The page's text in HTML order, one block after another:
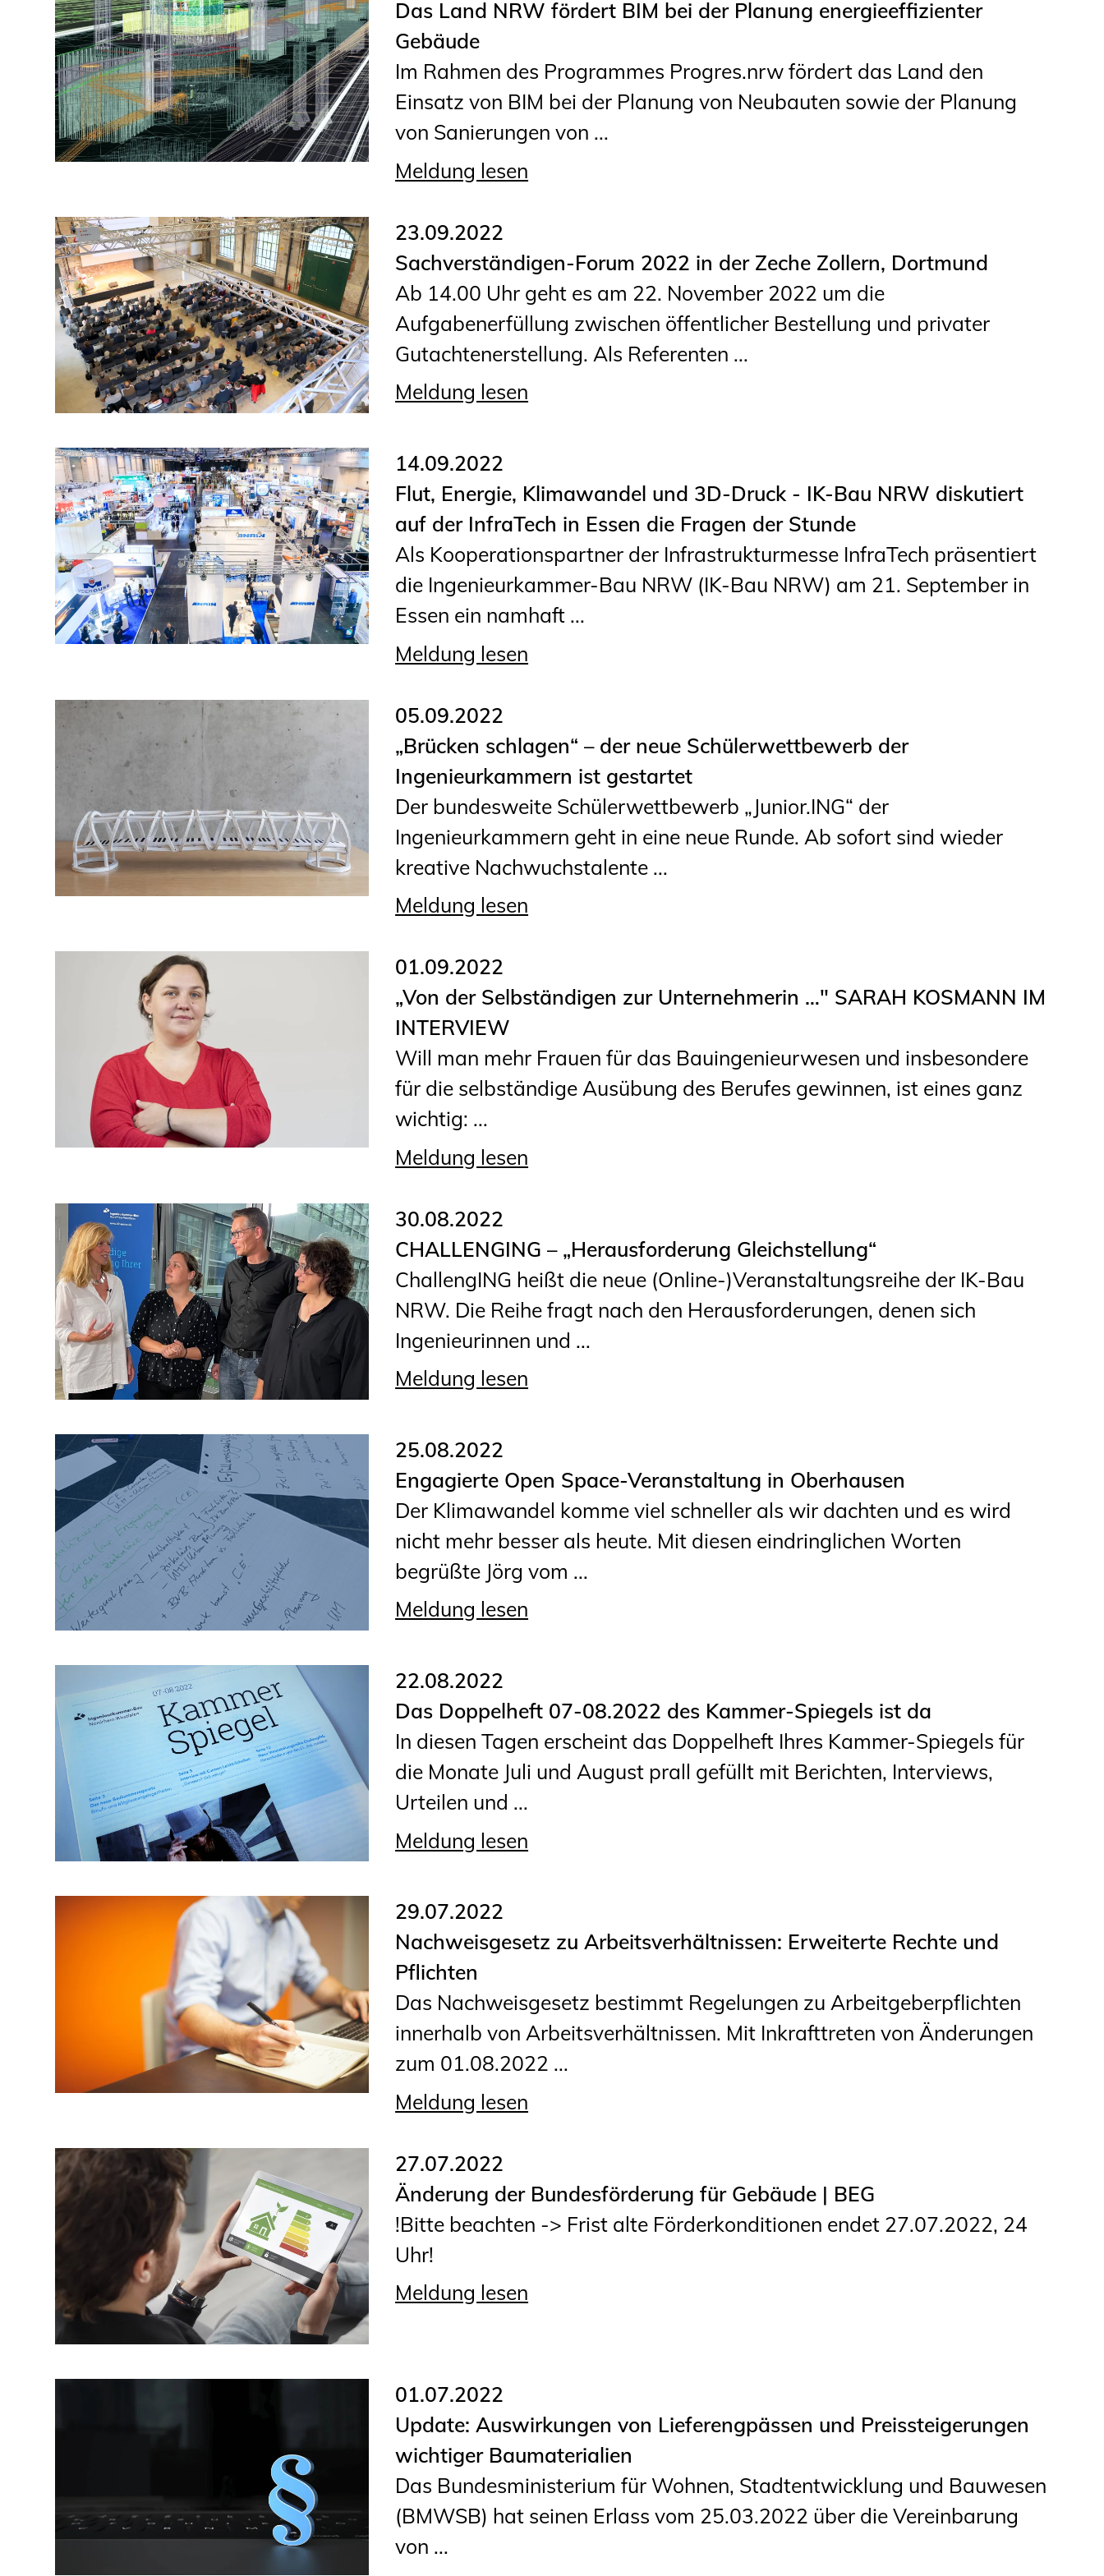
Geschäftsstelle
Mitgliedschaft
Veranstaltungsformate
Unsere Publikationen
Informationen für
Fortbildungsträger
Fortbildung/Seminare
Informationen für
Ingenieurinnen und Ingenieure
Recht
Planungswettbewerbe
Stellenbörse
Staatlich anerkannte
Sachverständige
Öffentlich bestellte und
vereidigte Sachverständige
Prüfsachverständige
Qualifizierte Tragwerksplaner/-
Bauvorlageberechtigte
Sachkundige für Zustands- und
Funktionsprüfung privater
Abwasserleitungen
Vereinbarungen mit
Ingenieurkammern
Büronachfolge
Zusatzqualifikationen
Informationen für
und Studierende
Projekte für
Programm
Wissenswertes für
Studierende
Presse
Kontakt und Anfahrt
Impressum
Das Land NRW fördert BIM bei der Planung energieeffizienter
Gebäude
Im Rahmen des Programmes Progres.nrw fördert das Land den
Einsatz von BIM bei der Planung von Neubauten sowie der Planung
von Sanierungen von ...
Meldung lesen
23.09.2022
Sachverständigen-Forum 2022 in der Zeche Zollern, Dortmund
Ab 14.00 Uhr geht es am 22. November 2022 um die
Aufgabenerfüllung zwischen öffentlicher Bestellung und privater
Gutachtenerstellung. Als Referenten ...
Meldung lesen
14.09.2022
Flut, Energie, Klimawandel und 3D-Druck - IK-Bau NRW diskutiert
auf der InfraTech in Essen die Fragen der Stunde
Als Kooperationspartner der Infrastrukturmesse InfraTech präsentiert
die Ingenieurkammer-Bau NRW (IK-Bau NRW) am 21. September in
Essen ein namhaft ...
Meldung lesen
05.09.2022
„Brücken schlagen“ – der neue Schülerwettbewerb der
Ingenieurkammern ist gestartet
Der bundesweite Schülerwettbewerb „Junior.ING“ der
Ingenieurkammern geht in eine neue Runde. Ab sofort sind wieder
kreative Nachwuchstalente ...
Meldung lesen
01.09.2022
„Von der Selbständigen zur Unternehmerin …" SARAH KOSMANN IM
INTERVIEW
Will man mehr Frauen für das Bauingenieurwesen und insbesondere
für die selbständige Ausübung des Berufes gewinnen, ist eines ganz
wichtig: ...
Meldung lesen
30.08.2022
CHALLENGING – „Herausforderung Gleichstellung“
ChallengING heißt die neue (Online-)Veranstaltungsreihe der IK-Bau
NRW. Die Reihe fragt nach den Herausforderungen, denen sich
Ingenieurinnen und ...
Meldung lesen
25.08.2022
Engagierte Open Space-Veranstaltung in Oberhausen
Der Klimawandel komme viel schneller als wir dachten und es wird
nicht mehr besser als heute. Mit diesen eindringlichen Worten
begrüßte Jörg vom ...
Meldung lesen
22.08.2022
Das Doppelheft 07-08.2022 des Kammer-Spiegels ist da
In diesen Tagen erscheint das Doppelheft Ihres Kammer-Spiegels für
die Monate Juli und August prall gefüllt mit Berichten, Interviews,
Urteilen und ...
Meldung lesen
29.07.2022
Nachweisgesetz zu Arbeitsverhältnissen: Erweiterte Rechte und
Pflichten
Das Nachweisgesetz bestimmt Regelungen zu Arbeitgeberpflichten
innerhalb von Arbeitsverhältnissen. Mit Inkrafttreten von Änderungen
zum 01.08.2022 ...
Meldung lesen
27.07.2022
Änderung der Bundesförderung für Gebäude | BEG
!Bitte beachten -> Frist alte Förderkonditionen endet 27.07.2022, 24
Uhr!
Meldung lesen
01.07.2022
Update: Auswirkungen von Lieferengpässen und Preissteigerungen
wichtiger Baumaterialien
Das Bundesministerium für Wohnen, Stadtentwicklung und Bauwesen
(BMWSB) hat seinen Erlass vom 25.03.2022 über die Vereinbarung
von ...